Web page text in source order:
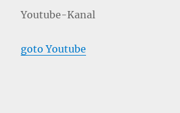
Youtube-Kanal
goto Youtube